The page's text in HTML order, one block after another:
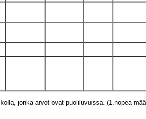
jonka arvot ovat puoliluvuissa. (1.nopea